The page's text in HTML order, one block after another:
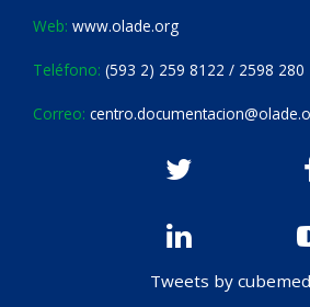
Web: www.olade.org
Teléfono: (593 2) 259 8122 / 2598 280
Correo:
Tweets by